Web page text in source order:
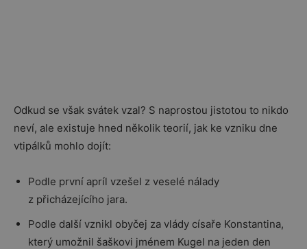
Odkud se však svátek vzal? S naprostou jistotou to nikdo
neví, ale existuje hned několik teorií, jak ke vzniku dne
vtipálků mohlo dojít:
Podle první apríl vzešel z veselé nálady
z přicházejícího jara.
Podle další vznikl obyčej za vlády císaře Konstantina,
který umožnil šaškovi jménem Kugel na jeden den